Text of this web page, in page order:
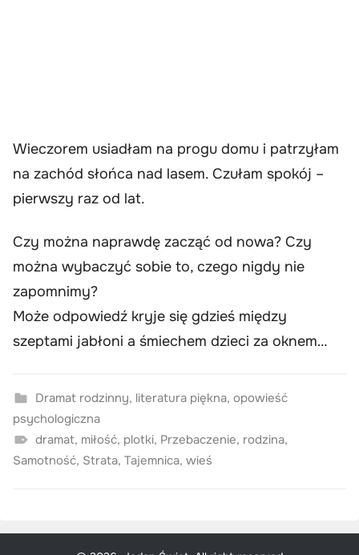
Wieczorem usiadłam na progu domu i patrzyłam
na zachód słońca nad lasem. Czułam spokój –
pierwszy raz od lat.
Czy można naprawdę zacząć od nowa? Czy
można wybaczyć sobie to, czego nigdy nie
zapomnimy?
Może odpowiedź kryje się gdzieś między
szeptami jabłoni a śmiechem dzieci za oknem…
Dramat rodzinny, literatura piękna, opowieść
psychologiczna
dramat, miłość, plotki, Przebaczenie, rodzina,
Samotność, Strata, Tajemnica, wieś